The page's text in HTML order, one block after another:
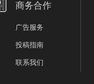
商务合作
广告服务
投稿指南
联系我们